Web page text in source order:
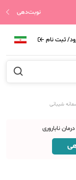
نوبت‌دهی
ثبت نام
شیبانی
ناباروری